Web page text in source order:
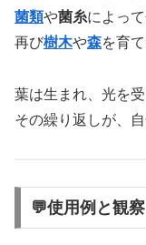
菌類や菌糸によって
再び樹木や森を育
葉は生まれ、光を受
その繰り返しが、
💬使用例と観察